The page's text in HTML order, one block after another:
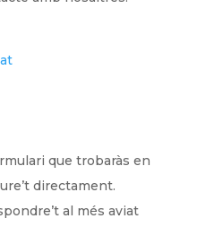
que trobaràs en
directament.
al més aviat